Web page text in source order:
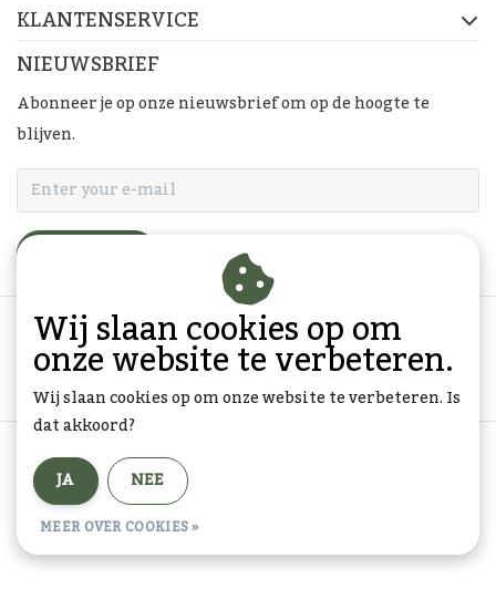
KLANTENSERVICE
NIEUWSBRIEF
Abonneer je op onze nieuwsbrief om op de hoogte te
blijven.
Algemene voorwaarden
© Copyright 2026 - Goedkope-Ansichtkaarten.nl | Realisatie
Media
Wij slaan cookies op om
onze website te verbeteren.
Wij slaan cookies op om onze website te verbeteren. Is
dat akkoord?
JA
NEE
MEER OVER COOKIES »